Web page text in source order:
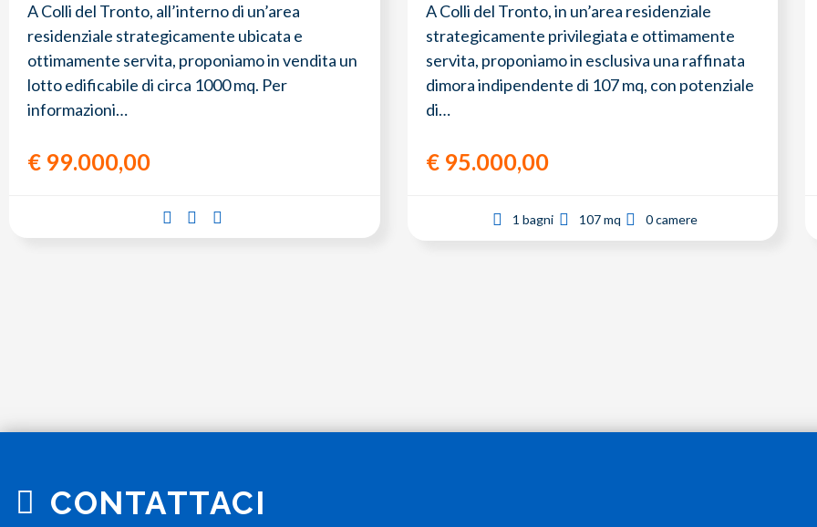
A Colli del Tronto, all’interno di un’area
residenziale strategicamente ubicata e
ottimamente servita, proponiamo in vendita un
lotto edificabile di circa 1000 mq. Per
informazioni…
€ 99.000,00
A Colli del Tronto, in un’area residenziale
strategicamente privilegiata e ottimamente
servita, proponiamo in esclusiva una raffinata
dimora indipendente di 107 mq, con potenziale
di…
€95.000,00
1 bagni 107 mq 0 camere
CONTATTACI